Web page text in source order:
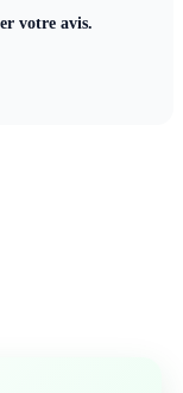
votre avis.